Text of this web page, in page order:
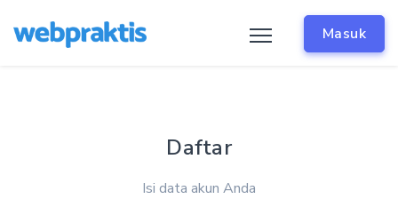
Masuk
Daftar
Isi data akun Anda